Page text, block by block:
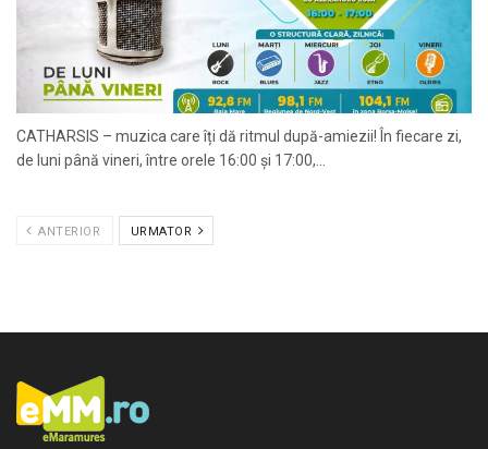
CATHARSIS – muzica care îți dă ritmul după-amiezii! În fiecare zi,
de luni până vineri, între orele 16:00 și 17:00,...
ANTERIOR URMATOR